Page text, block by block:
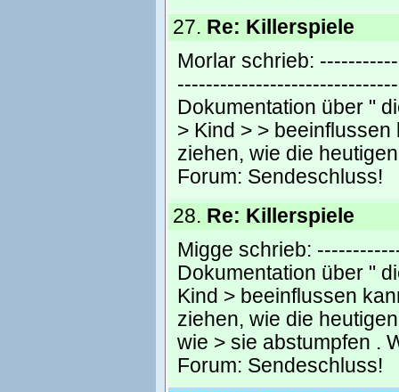
27. Re: Killerspiele
Morlar schrieb:
Dokumentation über "
> Kind > >
ziehen, wie die
Forum: Sendeschluss!
28. Re: Killerspiele
Migge schrieb:
Dokumentation über "
Kind > beeinflussen
ziehen, wie die
wie > sie abstumpfen .
Forum: Sendeschluss!